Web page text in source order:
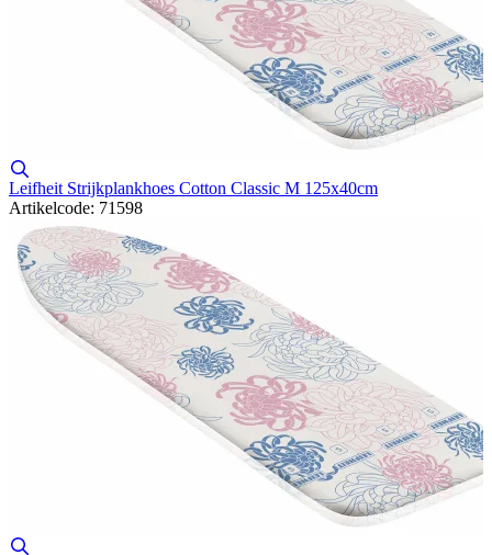
Leifheit Strijkplankhoes Cotton Classic M 125x40cm
Artikelcode: 71598